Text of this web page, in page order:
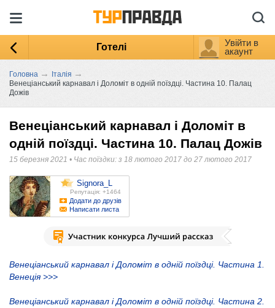
Готелі
Увійти в
акаунт
Головна → Італія →
Венеціанський карнавал і Доломіт в одній поїздці. Частина 10. Палац
Дожів
Венеціанський карнавал і Доломіт в
одній поїздці. Частина 10. Палац Дожів
15 березня 2021 • Час поїздки: з 18 лютого 2017 до 27 лютого 2017
Signora_L
Репутація: +1464
Додати до друзів
Написати листа
Венеціанський карнавал і Доломіт в одній поїздці. Частина 1.
Венеція >>>
Венеціанський карнавал і Доломіт в одній поїздці. Частина 2.